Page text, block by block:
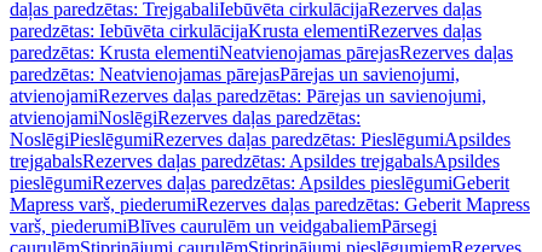
daļas paredzētas: TrejgabaliIebūvēta cirkulācijaRezerves daļas
paredzētas: Iebūvēta cirkulācijaKrusta elementiRezerves daļas
paredzētas: Krusta elementiNeatvienojamas pārejasRezerves daļas
paredzētas: Neatvienojamas pārejasPārejas un savienojumi,
atvienojamiRezerves daļas paredzētas: Pārejas un savienojumi,
atvienojamiNoslēgiRezerves daļas paredzētas:
NoslēgiPieslēgumiRezerves daļas paredzētas: PieslēgumiApsildes
trejgabalsRezerves daļas paredzētas: Apsildes trejgabalsApsildes
pieslēgumiRezerves daļas paredzētas: Apsildes pieslēgumiGeberit
Mapress varš, piederumiRezerves daļas paredzētas: Geberit Mapress
varš, piederumiBlīves caurulēm un veidgabaliemPārsegi
caurulēmStiprinājumi caurulēmStiprinājumi pieslēgumiemRezerves